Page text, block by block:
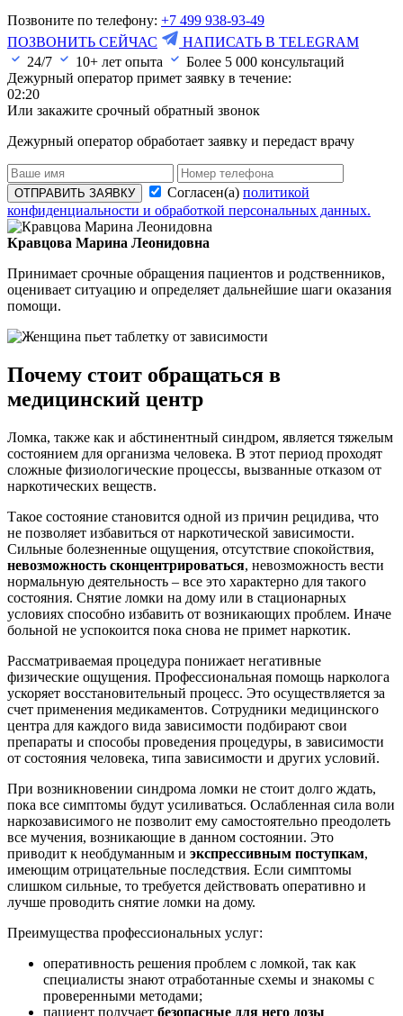
Позвоните по телефону: +7 499 938-93-49
ПОЗВОНИТЬ СЕЙЧАС
НАПИСАТЬ В TELEGRAM
24/7
10+ лет опыта Более 5 000 консультаций
Дежурный оператор примет заявку в течение:
02:20
Или закажите срочный обратный звонок
Дежурный оператор обработает заявку и передаст врачу
ОТПРАВИТЬ ЗАЯВКУ Согласен(а) политикой
конфиденциальности и обработкой персональных данных.
Кравцова Марина Леонидовна
Принимает срочные обращения пациентов и родственников,
оценивает ситуацию и определяет дальнейшие шаги оказания
помощи.
Почему стоит обращаться в
медицинский центр
Ломка, также как и абстинентный синдром, является тяжелым
состоянием для организма человека. В этот период проходят
сложные физиологические процессы, вызванные отказом от
наркотических веществ.
Такое состояние становится одной из причин рецидива, что
не позволяет избавиться от наркотической зависимости.
Сильные болезненные ощущения, отсутствие спокойствия,
невозможность сконцентрироваться, невозможность вести
нормальную деятельность – все это характерно для такого
состояния. Снятие ломки на дому или в стационарных
условиях способно избавить от возникающих проблем. Иначе
больной не успокоится пока снова не примет наркотик.
Рассматриваемая процедура понижает негативные
физические ощущения. Профессиональная помощь нарколога
ускоряет восстановительный процесс. Это осуществляется за
счет применения медикаментов. Сотрудники медицинского
центра для каждого вида зависимости подбирают свои
препараты и способы проведения процедуры, в зависимости
от состояния человека, типа зависимости и других условий.
При возникновении синдрома ломки не стоит долго ждать,
пока все симптомы будут усиливаться. Ослабленная сила воли
наркозависимого не позволит ему самостоятельно преодолеть
все мучения, возникающие в данном состоянии. Это
приводит к необдуманным и экспрессивным поступкам,
имеющим отрицательные последствия. Если симптомы
слишком сильные, то требуется действовать оперативно и
лучше проводить снятие ломки на дому.
Преимущества профессиональных услуг:
оперативность решения проблем с ломкой, так как
специалисты знают отработанные схемы и знакомы с
проверенными методами;
пациент получает безопасные для него дозы